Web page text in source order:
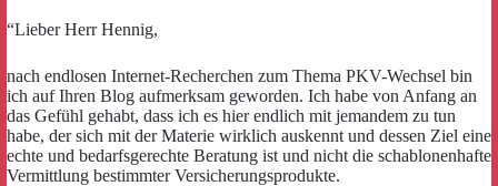
“Lieber Herr Hennig,
nach endlosen Internet-Recherchen zum Thema PKV-Wechsel bin
ich auf Ihren Blog aufmerksam geworden. Ich habe von Anfang an
das Gefühl gehabt, dass ich es hier endlich mit jemandem zu tun
habe, der sich mit der Materie wirklich auskennt und dessen Ziel eine
echte und bedarfsgerechte Beratung ist und nicht die schablonenhafte
Vermittlung bestimmter Versicherungsprodukte.